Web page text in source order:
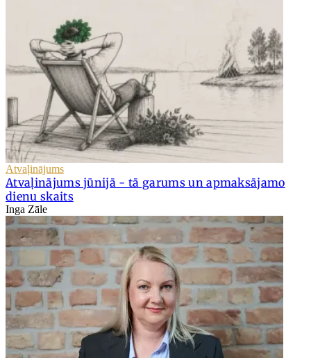
Atvaļinājums
Atvaļinājums jūnijā - tā garums un apmaksājamo
dienu skaits
Inga Zāle